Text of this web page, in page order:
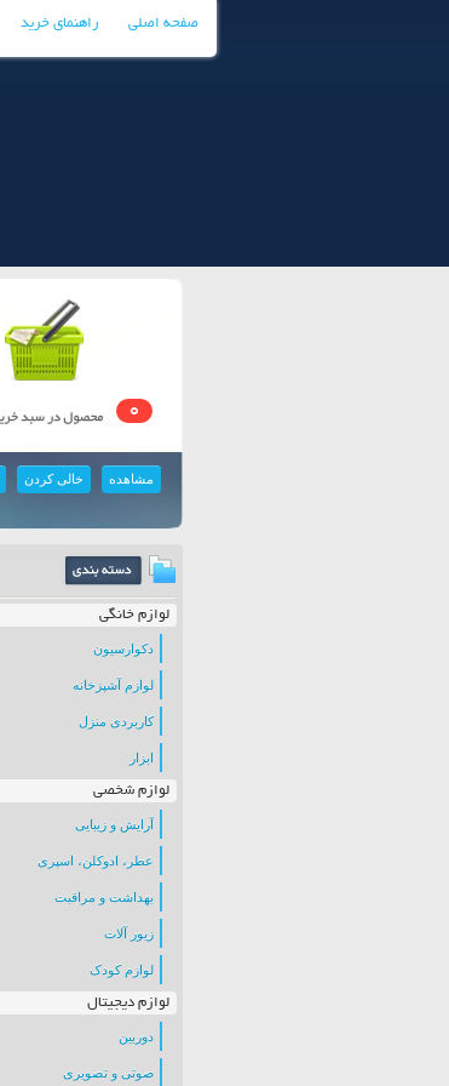
صفحه اصلی راهنمای خرید
0
مشاهده خالی کردن
لوازم خانگی
دکوارسیون
لوازم آشپزخانه
کاربردی منزل
ابزار
لوازم شخصی
آرایش و زیبایی
عطر، ادوکلن، اسپری
بهداشت و مراقبت
زیور آلات
لوازم کودک
لوازم دیجیتال
دوربین
صوتی و تصویری